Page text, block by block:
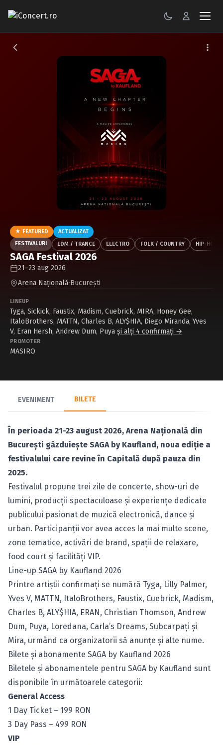
CONCERTE
Caută în site...
★ FEATURED
ACTUALIZAT
FESTIVALURI
EDM / TRANCE ELECTRO FOLK / COUNTRY HIP-HOP /
SAGA Festival 2026
21–23 aug 2026
Arena Naţională·Bucureşti
LINEUP
Tyga, Sickick, Faustix, Madism, Cuebrick, MIRA, Honey Gee,
ItaloBrothers, MATTN, Charles B, ALY$HIA, Diego Miranda,Yves
V, Eran Hersh, Andrew Dum, Puya și alți 4 confirmați →
PROMOTER
MASIRO
EVENIMENT BILETE
În perioada 21-23 august 2026, Arena Națională din
București găzduiește SAGA by Kaufland, noua ediție a
festivalului care revine în Capitală după pauza din
2025.
Festivalul propune trei zile de concerte, show-uri de
lumini, producții spectaculoase și experiențe dedicate
publicului pasionat de muzică electronică, dance și
urban. Participanții vor avea acces la mai multe scene,
zone tematice, activări de brand, spații de relaxare,
food court și facilități VIP.
Line-up SAGA by Kaufland 2026
Printre artiștii confirmați se numără Tyga, Lilly Palmer,
Yves V, MATTN, ItaloBrothers, Faustix, Cuebrick, Madism,
Charles B, ALY$HIA, ERAN, Christian Thomson, Andrew
Dum, Puya, Loredana, Carla’s Dreams, Subcarpați și
Mira, urmând ca organizatorii să anunțe și alte nume.
Bilete și abonamente SAGA by Kaufland 2026
Biletele și abonamentele pentru SAGA by Kaufland sunt
disponibile în următoarele categorii:
General Access
1 Day Ticket – 199 RON
3 Day Pass – 499 RON
VIP